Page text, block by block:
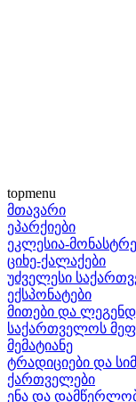
topmenu
მთავარი
ეპარქიები
ეკლესია-
ციხე-ქალაქები
უძველესი
ექსპონატები
მითები და
საქართველოს
მემატიანე
ტრადიციები და
ქართველები
ენა და